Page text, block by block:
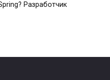
Разработчик